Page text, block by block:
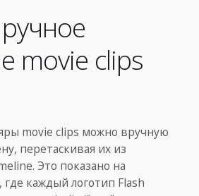
movie clips
movie clips можно вручную
перетаскивая их из
Это показано на
каждый логотип Flash